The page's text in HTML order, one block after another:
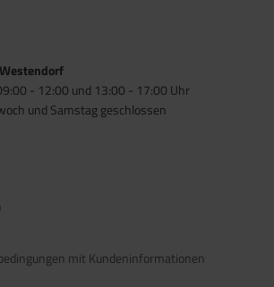
- 12:00 und 13:00 - 17:00 Uhr
und Samstag geschlossen
mit Kundeninformationen